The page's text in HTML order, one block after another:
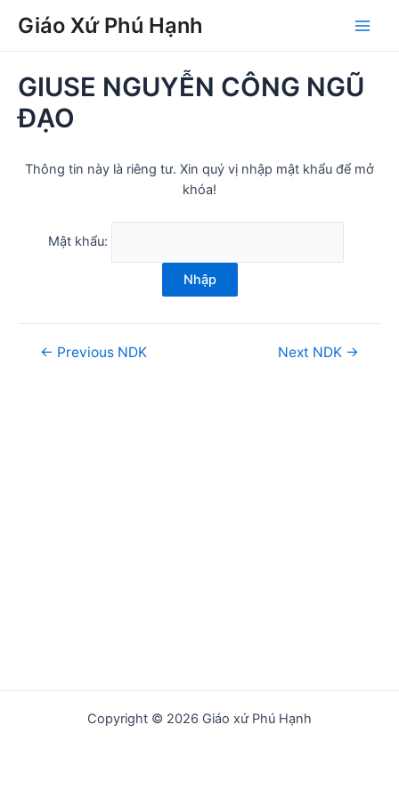
Giáo Xứ Phú Hạnh
Main
GIUSE NGUYỄN CÔNG NGŨ
ĐẠO
Thông tin này là riêng tư. Xin quý vị nhập mật khẩu để mở
khóa!
Mật khẩu:
Nhập
navigation
← Previous NDK Next NDK →
Copyright © 2026 Giáo xứ Phú Hạnh